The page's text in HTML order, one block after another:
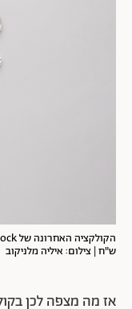
ש"ח | צילום: איליה מלניקוב